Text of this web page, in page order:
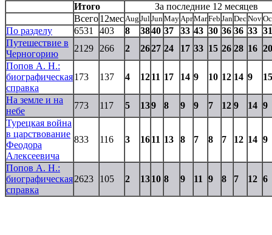
Итого
За последние 12 месяцев
Всего12мес Aug Jul Jun May AprMarFeb Jan DecNov
По разделу 6531 403 8 3840 37 33 43 30 36 36 33 31
Путешествие в
Черногорию
2129 266 2 2627 24 17 33 15 26 28 16 20
Попов А. Н.:
биографическая
справка
173 137 4 1211 17 14 9 10 12 14 9 15
На земле и на
небе
773 117 5 139 8 9 9 7 12 9 14 9
Турецкая война
в царствование
Феодора
Алексеевича
833 116 3 1611 13 8 7 8 7 12 14 9
Попов А. Н.:
биографическая
справка
2623 105 2 1310 8 9 11 9 8 7 12 6